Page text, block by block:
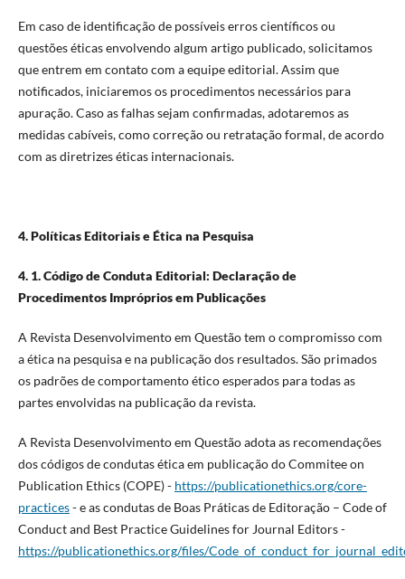
Em caso de identificação de possíveis erros científicos ou
questões éticas envolvendo algum artigo publicado, solicitamos
que entrem em contato com a equipe editorial. Assim que
notificados, iniciaremos os procedimentos necessários para
apuração. Caso as falhas sejam confirmadas, adotaremos as
medidas cabíveis, como correção ou retratação formal, de acordo
com as diretrizes éticas internacionais.
4. Políticas Editoriais e Ética na Pesquisa
4. 1. Código de Conduta Editorial: Declaração de
Procedimentos Impróprios em Publicações
A Revista Desenvolvimento em Questão tem o compromisso com
a ética na pesquisa e na publicação dos resultados. São primados
os padrões de comportamento ético esperados para todas as
partes envolvidas na publicação da revista.
A Revista Desenvolvimento em Questão adota as recomendações
dos códigos de condutas ética em publicação do Commitee on
Publication Ethics (COPE) - https://publicationethics.org/core-
practices- e as condutas de Boas Práticas de Editoração – Code of
Conduct and Best Practice Guidelines for Journal Editors -
https://publicationethics.org/files/